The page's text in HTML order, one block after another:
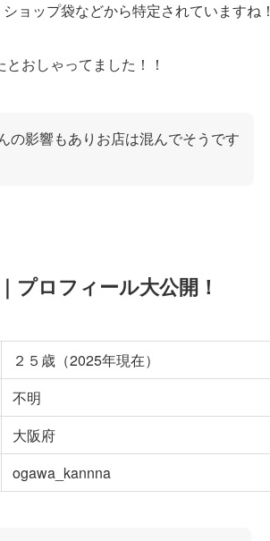
ョップ袋などから特定されていますね！
おしゃってました！！
の影響もありお店は混んでそうです
プロフィール大公開！
２５歳（2025年現在）
不明
大阪府
ogawa_kannna